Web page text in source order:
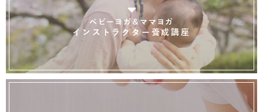
ベビーヨガ＆ママヨガ
インストラクター養成講座